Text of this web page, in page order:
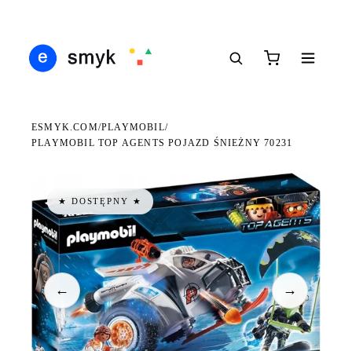
ESMYK.COM/PLAYMOBIL/
PLAYMOBIL TOP AGENTS POJAZD ŚNIEŻNY 70231
★ DOSTĘPNY ★
← →